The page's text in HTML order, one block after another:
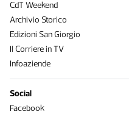
CdT Weekend
Archivio Storico
Edizioni San Giorgio
Il Corriere in TV
Infoaziende
Social
Facebook